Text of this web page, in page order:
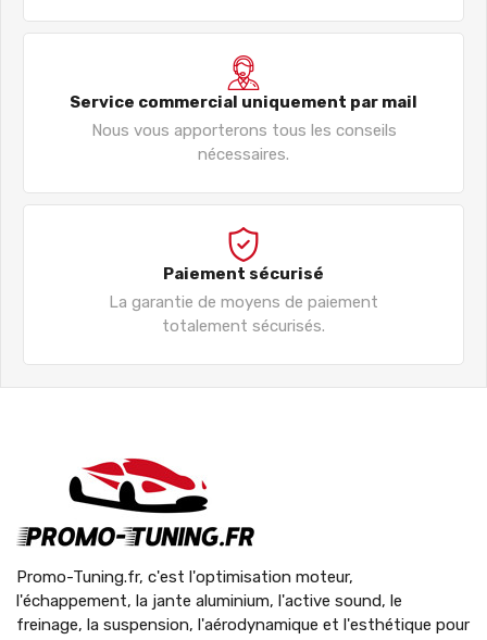
Service commercial uniquement par mail
Nous vous apporterons tous les conseils
nécessaires.
Paiement sécurisé
La garantie de moyens de paiement
totalement sécurisés.
Promo-Tuning.fr, c'est l'optimisation moteur,
l'échappement, la jante aluminium, l'active sound, le
freinage, la suspension, l'aérodynamique et l'esthétique pour